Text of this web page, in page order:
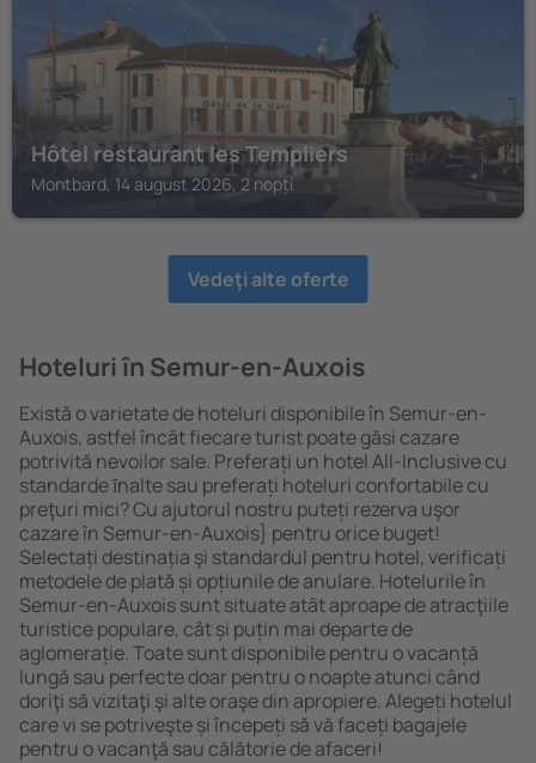
Hôtel restaurant les Templiers
Montbard, 14 august 2026, 2 nopți
Vedeţi alte oferte
Hoteluri în Semur-en-Auxois
Există o varietate de hoteluri disponibile în Semur-en-
Auxois, astfel încât fiecare turist poate găsi cazare
potrivită nevoilor sale. Preferați un hotel All-Inclusive cu
standarde ȋnalte sau preferați hoteluri confortabile cu
preţuri mici? Cu ajutorul nostru puteți rezerva uşor
cazare în Semur-en-Auxois} pentru orice buget!
Selectați destinația şi standardul pentru hotel, verificați
metodele de plată și opțiunile de anulare. Hotelurile în
Semur-en-Auxois sunt situate atât aproape de atracţiile
turistice populare, cât și puțin mai departe de
aglomerație. Toate sunt disponibile pentru o vacanță
lungă sau perfecte doar pentru o noapte atunci când
doriţi să vizitaţi şi alte oraşe din apropiere. Alegeți hotelul
care vi se potriveşte și începeți să vă faceți bagajele
pentru o vacanţă sau călătorie de afaceri!